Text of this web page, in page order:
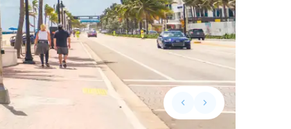
keyboard_arrow_leftPrevious slide
keyboard_arrow_rightNext slide